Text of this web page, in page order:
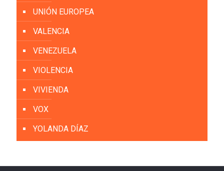
UNIÓN EUROPEA
VALENCIA
VENEZUELA
VIOLENCIA
VIVIENDA
VOX
YOLANDA DÍAZ